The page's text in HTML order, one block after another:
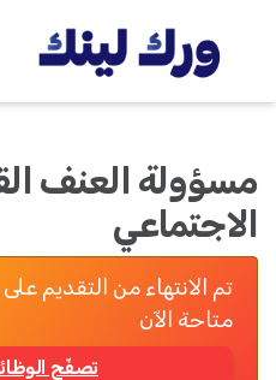
مسؤولة العنف
الاجتماعي
تم الانتهاء من التقديم
متاحة الآن
تصفّح